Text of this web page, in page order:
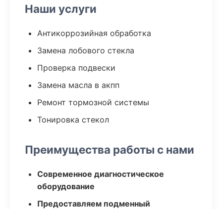
Наши услуги
Антикоррозийная обработка
Замена лобового стекла
Проверка подвески
Замена масла в акпп
Ремонт тормозной системы
Тонировка стекол
Преимущества работы с нами
Современное диагностическое
оборудование
Предоставляем подменный